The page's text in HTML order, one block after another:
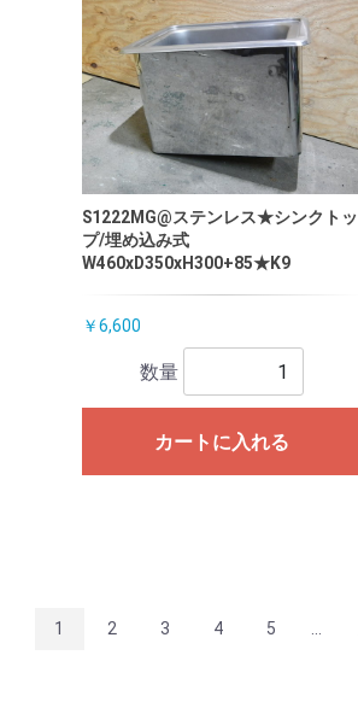
S1222MG@ステンレス★シンクトッ
プ/埋め込み式
W460xD350xH300+85★K9
￥6,600
数量
カートに入れる
1 2 3 4 5 ...